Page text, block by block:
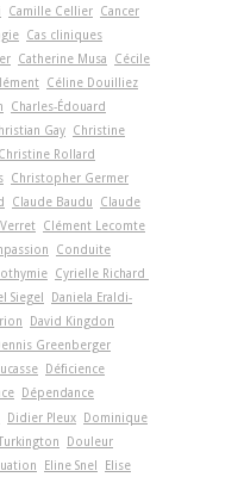
Camille Cellier Cancer
Cas cliniques
Catherine Musa
Cécile
Céline Douilliez
Charles-Édouard
Gay Christine
Christine Rollard
Christopher Germer
Claude Baudu
Claude
Clément Lecomte
Conduite
Cyrielle Richard
Siegel
Daniela Eraldi-
David Kingdon
Greenberger
Déficience
Dépendance
Didier Pleux
Dominique
Douleur
Eline Snel
Elise